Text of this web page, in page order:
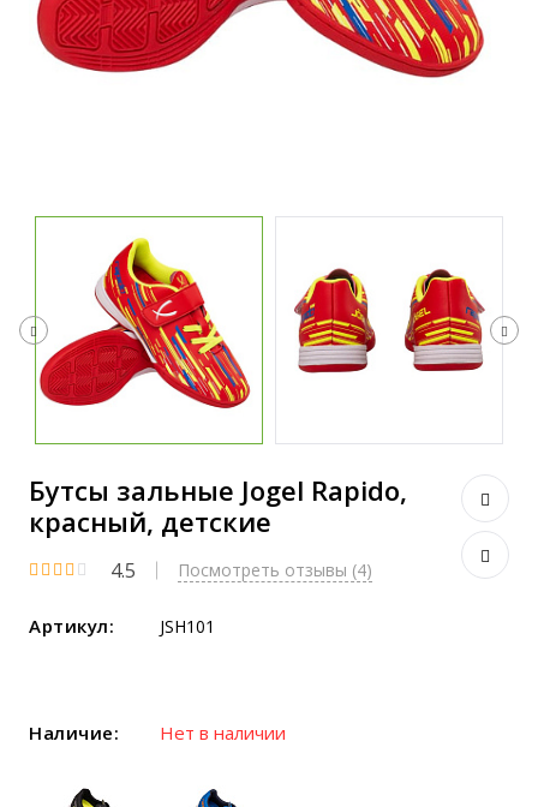
Бутсы зальные Jogel Rapido,
красный, детские
4.5 Посмотреть отзывы (4)
Артикул: JSH101
Наличие: Нет в наличии